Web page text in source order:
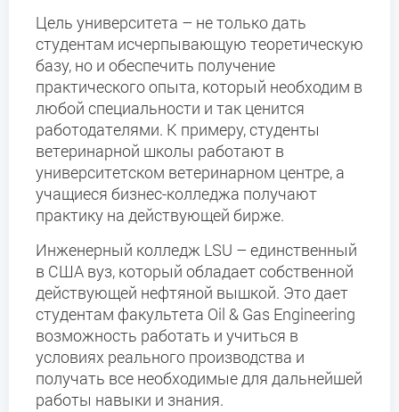
Цель университета – не только дать
студентам исчерпывающую теоретическую
базу, но и обеспечить получение
практического опыта, который необходим в
любой специальности и так ценится
работодателями. К примеру, студенты
ветеринарной школы работают в
университетском ветеринарном центре, а
учащиеся бизнес-колледжа получают
практику на действующей бирже.
Инженерный колледж LSU – единственный
в США вуз, который обладает собственной
действующей нефтяной вышкой. Это дает
студентам факультета Oil & Gas Engineering
возможность работать и учиться в
условиях реального производства и
получать все необходимые для дальнейшей
работы навыки и знания.